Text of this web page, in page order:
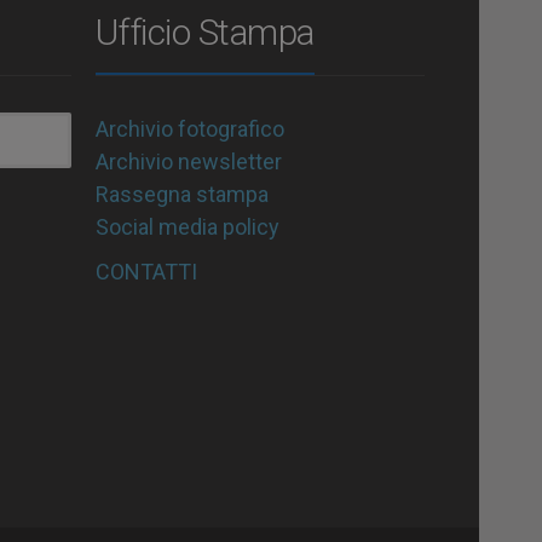
Ufficio Stampa
Archivio fotografico
Archivio newsletter
Rassegna stampa
Social media policy
CONTATTI